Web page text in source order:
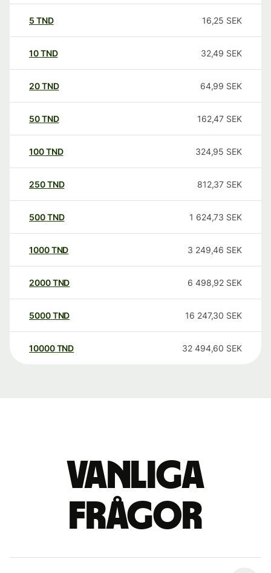
5 TND 16,25 SEK
10TND 32,49 SEK
20TND 64,99 SEK
50TND 162,47 SEK
100TND 324,95 SEK
250TND 812,37 SEK
500TND 1 624,73 SEK
1000TND 3 249,46 SEK
2000TND 6 498,92 SEK
5000TND 16 247,30 SEK
10000 TND 32 494,60 SEK
Vanliga
frågor